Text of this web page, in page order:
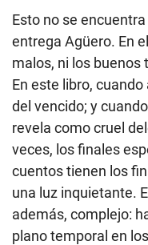
Esto no se
entrega Agüero. En
malos, ni los buenos
En este libro,
del vencido; y
revela como cruel
veces, los finales
cuentos tienen los
una luz inquietante.
además, complejo:
plano temporal en